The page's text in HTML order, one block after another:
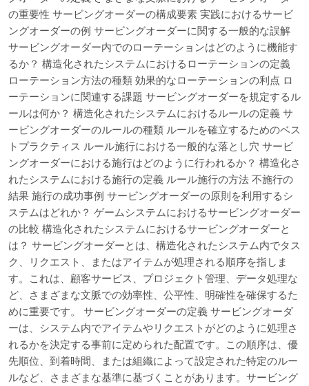
の重要性 サービングオーダーの構成要素 実践におけるサービ
ングオーダーの例 サービングオーダーに関する一般的な誤解
サービングオーダー内でのローテーションはどのように機能す
るか？ 構造化されたシステムにおけるローテーションの定義
ローテーション方法の種類 効果的なローテーションの利点 ロ
ーテーションに関連する課題 サービングオーダーを規定するル
ールは何か？ 構造化されたシステムにおけるルールの定義 サ
ービングオーダーのルールの種類 ルールを確立するためのベス
トプラクティス ルール施行における一般的な落とし穴 サービ
ングオーダーにおける施行はどのように行われるか？ 構造化さ
れたシステムにおける施行の定義 ルール施行の方法 不施行の
結果 施行の成功事例 サービングオーダーの原則を利用するシ
ステムはどれか？ ゲームシステムにおけるサービングオーダー
の比較 構造化されたシステムにおけるサービングオーダーと
は？ サービングオーダーとは、構造化されたシステム内でタス
ク、リクエスト、またはアイテムが処理される順序を指しま
す。これは、顧客サービス、プロジェクト管理、データ処理な
ど、さまざまな文脈での効率性、公平性、明確性を確保するた
めに重要です。 サービングオーダーの定義 サービングオーダ
ーは、システム内でアイテムやリクエストがどのように処理さ
れるかを決定する事前に定められた配置です。この順序は、優
先順位、到着時間、または組織によって設定された特定のルー
ルなど、さまざまな基準に基づくことがあります。サービング